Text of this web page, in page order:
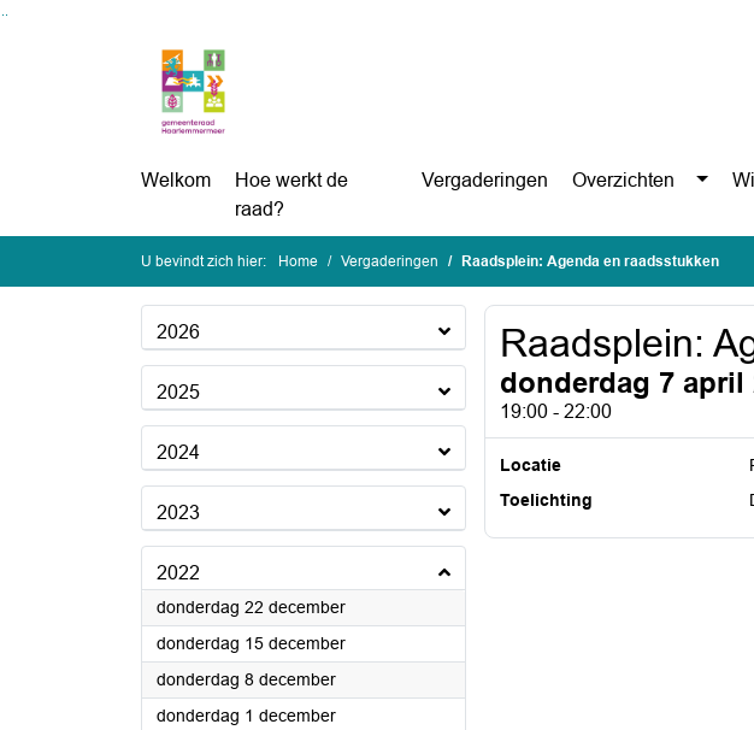
Welkom
Hoe werkt de
raad?
Vergaderingen Overzichten
U bevindt zich hier: Home Vergaderingen Raadsplein: Agenda en raadsstukken
2026
2025
2024
2023
2022
donderdag 22 december2022
donderdag 15 december2022
donderdag 8 december2022
donderdag 1 december2022
Raadsplein:
donderdag 7 april
19:00 - 22:00
Locatie
Toelichting